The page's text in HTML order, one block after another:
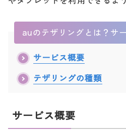
auのテザリングとは？サ
サービス概要
テザリングの種類
サービス概要